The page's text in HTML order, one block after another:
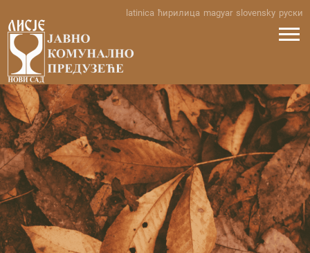
content
latinica ћирилица magyar slovensky руски